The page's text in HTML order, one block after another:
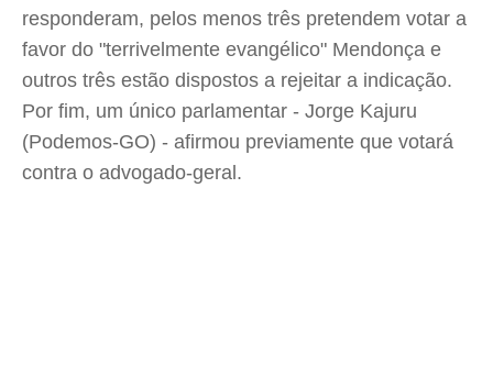
responderam, pelos menos três pretendem votar a
favor do "terrivelmente evangélico" Mendonça e
outros três estão dispostos a rejeitar a indicação.
Por fim, um único parlamentar - Jorge Kajuru
(Podemos-GO) - afirmou previamente que votará
contra o advogado-geral.